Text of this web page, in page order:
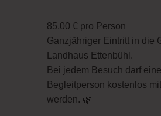
85,00 € pro Person
Ganzjähriger Eintritt in die
Landhaus Ettenbühl.
Bei jedem Besuch darf eine
Begleitperson kostenlos
werden. 🌿